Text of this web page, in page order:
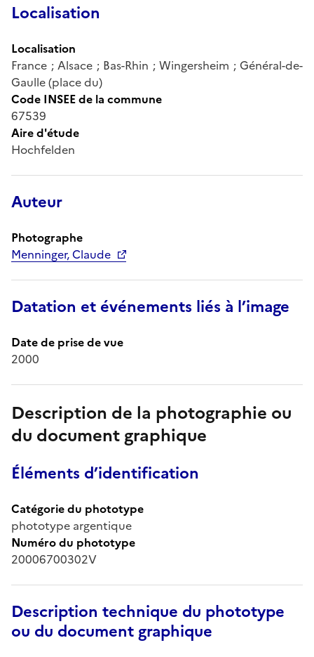
Localisation
Localisation
France ; Alsace ; Bas-Rhin ; Wingersheim ; Général-de-
Gaulle (place du)
Code INSEE de la commune
67539
Aire d'étude
Hochfelden
Auteur
Photographe
Menninger, Claude
Datation et événements liés à l’image
Date de prise de vue
2000
Description de la photographie ou
du document graphique
Éléments d’identification
Catégorie du phototype
phototype argentique
Numéro du phototype
20006700302V
Description technique du phototype
ou du document graphique